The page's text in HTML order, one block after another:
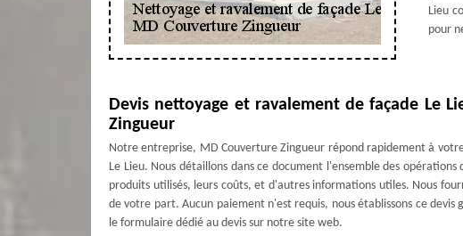
Lieu
pour
Devis nettoyage et ravalement de façade Le
Zingueur
Notre entreprise, MD Couverture Zingueur répond rapidement à
Le Lieu. Nous détaillons dans ce document l'ensemble des
produits utilisés, leurs coûts, et d'autres informations utiles. Nous
de votre part. Aucun paiement n'est requis, nous établissons ce
le formulaire dédié au devis sur notre site web.